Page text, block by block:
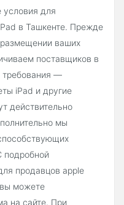
условия для
в Ташкенте. Прежде
размещении ваших
поставщиков в
требования —
iPad и другие
действительно
мы
подробной
продавцов apple
можете
на сайте. При